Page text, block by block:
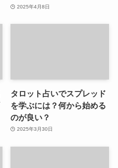
2025年4月8日
タロット占いでスプレッド
を学ぶには？何から始める
のが良い？
2025年3月30日